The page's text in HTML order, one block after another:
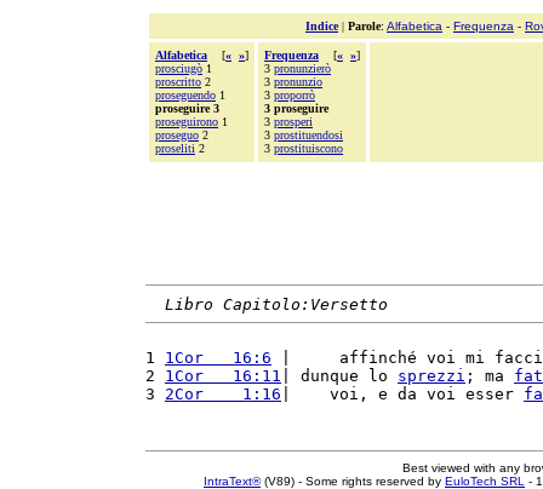
Indice| Parole: Alfabetica - Frequenza -
Alfabetica [« »]
prosciugò 1
proscritto 2
proseguendo 1
proseguire 3
proseguirono 1
proseguo 2
proseliti 2
Frequenza [« »]
3 pronunzierò
3 pronunzio
3 proporrò
3 proseguire
3 prosperi
3 prostituendosi
3 prostituiscono
Libro Capitolo:Versetto
1 1Cor   16:6 |     affinché voi mi
2 1Cor   16:11 | dunque lo sprezzi ; ma
3 2Cor    1:16 |    voi, e da voi esser
Best viewed with any
IntraText®(V89) - Some rights reserved by EuloTech SRL -